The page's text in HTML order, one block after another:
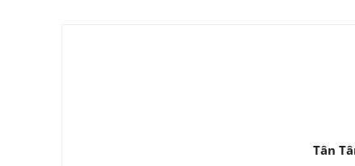
Tân